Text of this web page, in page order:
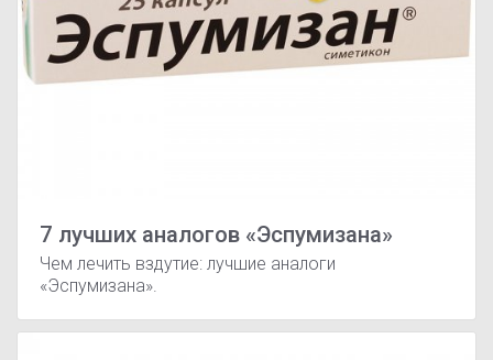
7 лучших аналогов «Эспумизана»
Чем лечить вздутие: лучшие аналоги
«Эспумизана».